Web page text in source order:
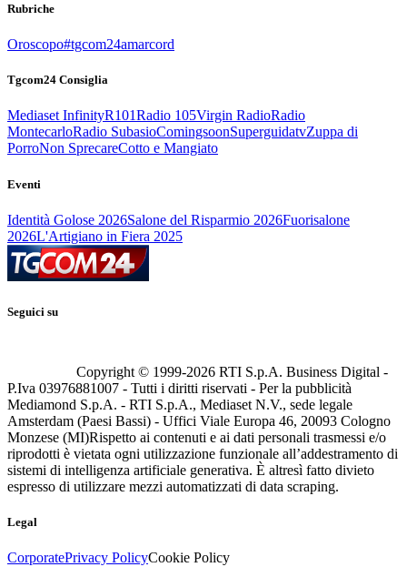
Rubriche
Oroscopo#tgcom24amarcord
Tgcom24 Consiglia
Mediaset InfinityR101Radio 105Virgin RadioRadio
MontecarloRadio SubasioComingsoonSuperguidatvZuppa di
PorroNon SprecareCotto e Mangiato
Eventi
Identità Golose 2026Salone del Risparmio 2026Fuorisalone
2026L'Artigiano in Fiera 2025
Seguici su
Copyright © 1999-2026 RTI S.p.A. Business Digital -
P.Iva 03976881007 - Tutti i diritti riservati - Per la pubblicità
Mediamond S.p.A. - RTI S.p.A., Mediaset N.V., sede legale
Amsterdam (Paesi Bassi) - Uffici Viale Europa 46, 20093 Cologno
Monzese (MI)Rispetto ai contenuti e ai dati personali trasmessi e/o
riprodotti è vietata ogni utilizzazione funzionale all’addestramento di
sistemi di intelligenza artificiale generativa. È altresì fatto divieto
espresso di utilizzare mezzi automatizzati di data scraping.
Legal
CorporatePrivacy PolicyCookie Policy